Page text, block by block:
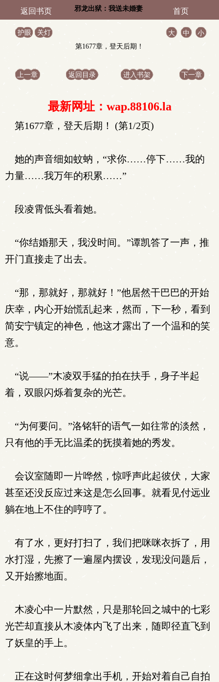
返回书页 邪龙出狱：我送未婚妻 首页
护眼 关灯 大 中
小
第1677章，登天后期！
上一章 返回目录 进入书架 下一章
最新网址：wap.88106.la
第1677章，登天后期！ (第1/2页)
她的声音细如蚊蚋，“求你……停下……我的
力量……我万年的积累……”
段凌霄低头看着她。
“你结婚那天，我没时间。”谭凯答了一声，推
开门直接走了出去。
“那，那就好，那就好！”他居然干巴巴的开始
庆幸，内心开始慌乱起来，然而，下一秒，看到
简安宁镇定的神色，他这才露出了一个温和的笑
意。
“说——”木凌双手猛的拍在扶手，身子半起
着，双眼闪烁着复杂的光芒。
“为何要问。”洛铭轩的语气一如往常的淡然，
只有他的手无比温柔的抚摸着她的秀发。
会议室随即一片哗然，惊呼声此起彼伏，大家
甚至还没反应过来这是怎么回事。就看见付远业
躺在地上不住的哼哼了。
有了水，更好打扫了，我们把咪咪衣拆了，用
水打湿，先擦了一遍屋内摆设，发现没问题后，
又开始擦地面。
木凌心中一片默然，只是那轮回之城中的七彩
光芒却直接从木凌体内飞了出来，随即径直飞到
了妖皇的手上。
正在这时何梦细拿出手机，开始对着自己自拍